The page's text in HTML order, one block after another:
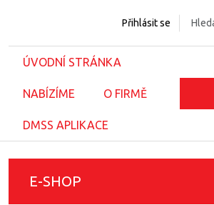
Přihlásit se
ÚVODNÍ STRÁNKA
NABÍZÍME O FIRMĚ
DMSS APLIKACE
E-SHOP